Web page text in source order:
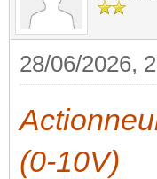
28/06/2026,
(0-10V)